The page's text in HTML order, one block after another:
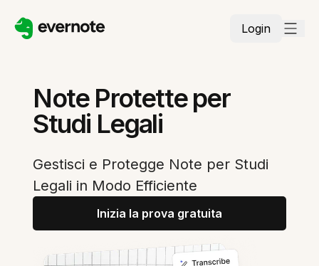
Login
Note Protette per
Studi Legali
Gestisci e Protegge Note per Studi
Legali in Modo Efficiente
Inizia la prova gratuita